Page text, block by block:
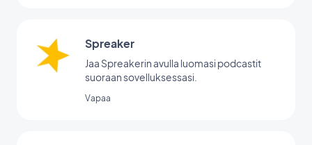
Spreaker
Jaa Spreakerin avulla luomasi podcastit
suoraan sovelluksessasi.
Vapaa